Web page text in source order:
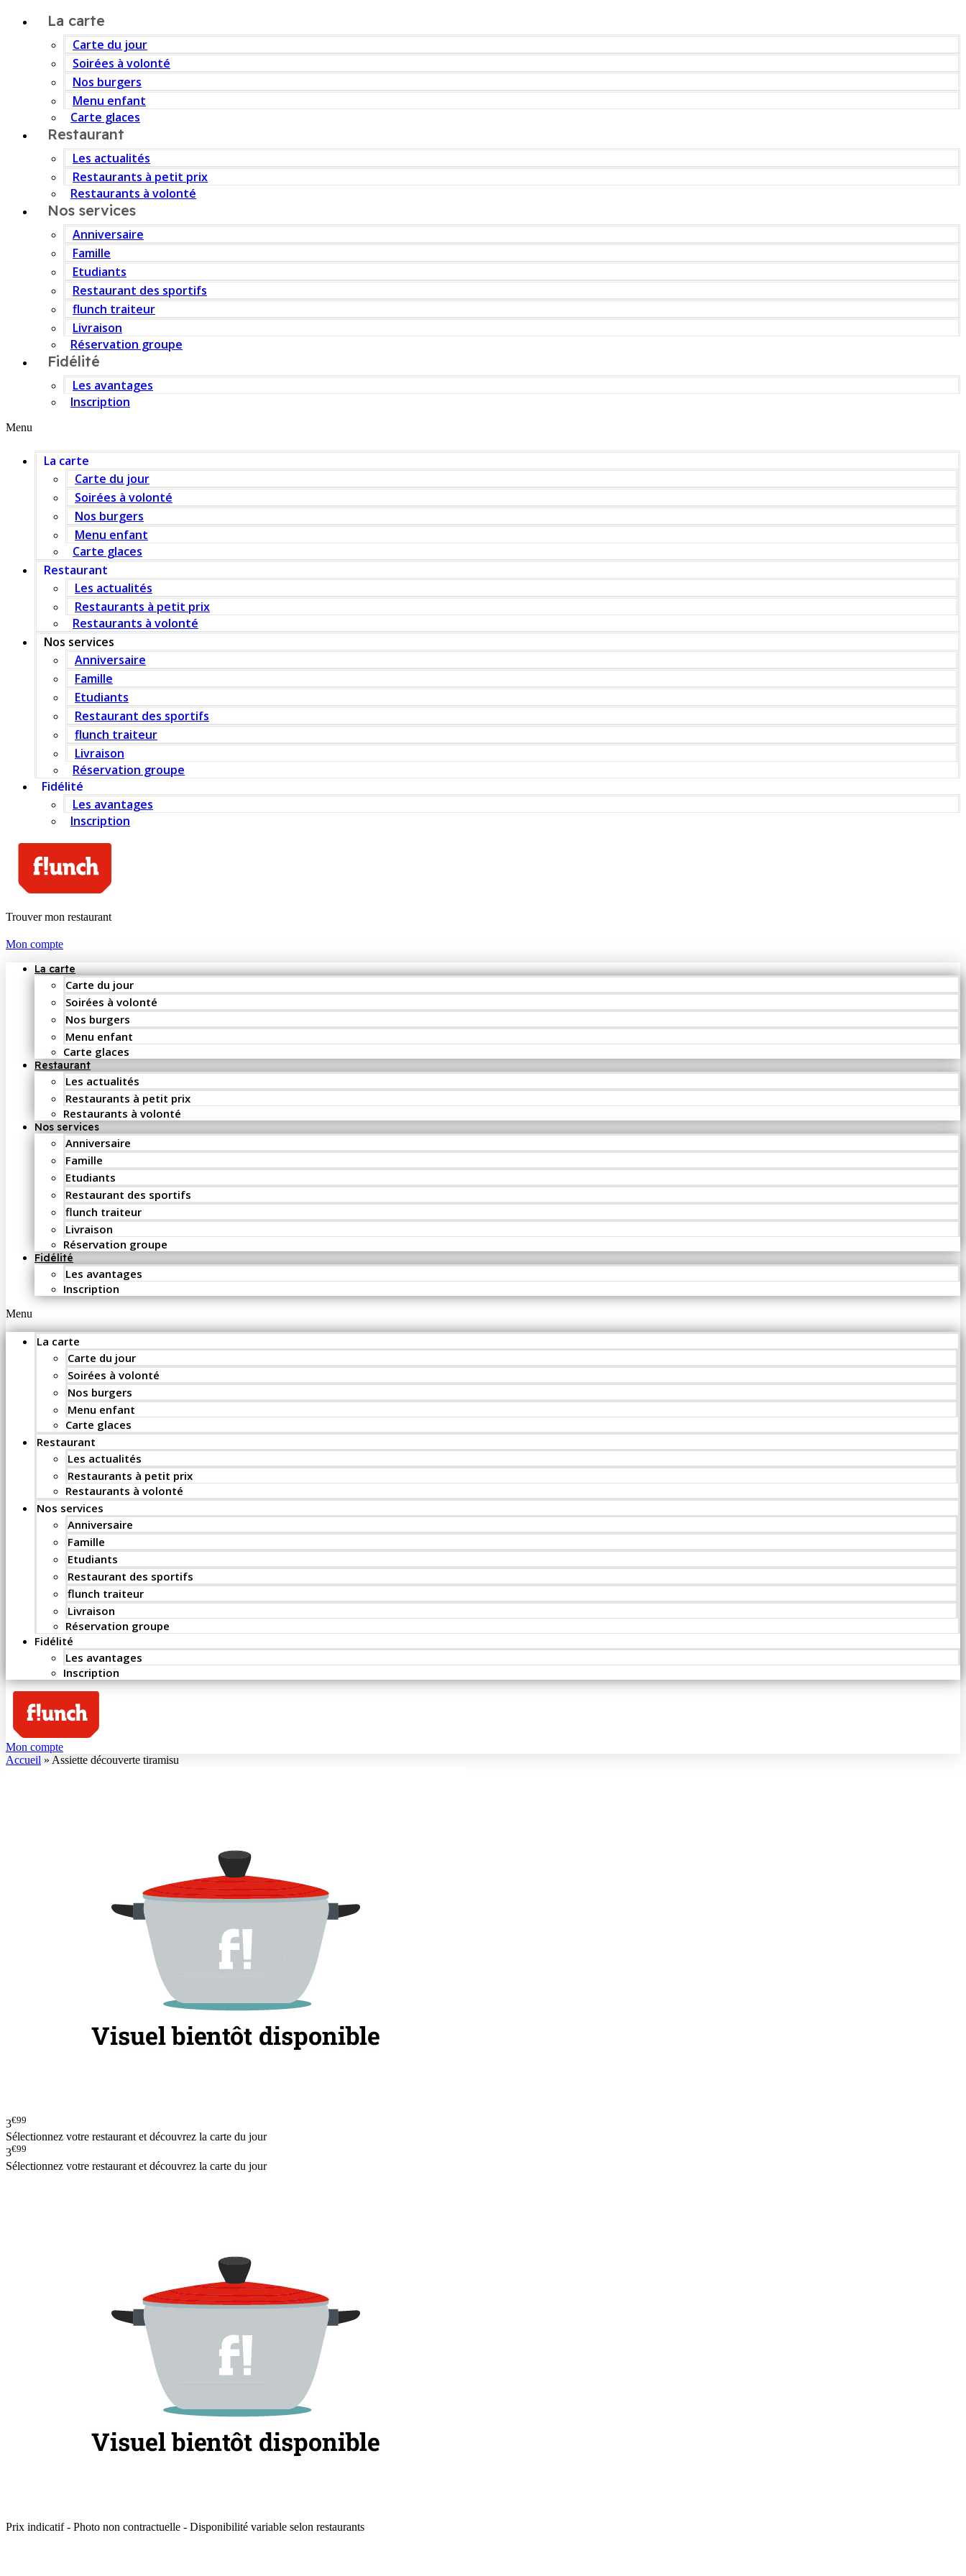
La carte
Carte du jour
Soirées à volonté
Nos burgers
Menu enfant
Carte glaces
Restaurant
Les actualités
Restaurants à petit prix
Restaurants à volonté
Nos services
Anniversaire
Famille
Etudiants
Restaurant des sportifs
flunch traiteur
Livraison
Réservation groupe
Fidélité
Les avantages
Inscription
Menu
La carte
Carte du jour
Soirées à volonté
Nos burgers
Menu enfant
Carte glaces
Restaurant
Les actualités
Restaurants à petit prix
Restaurants à volonté
Nos services
Anniversaire
Famille
Etudiants
Restaurant des sportifs
flunch traiteur
Livraison
Réservation groupe
Fidélité
Les avantages
Inscription
Trouver mon restaurant
Mon compte
La carte
Carte du jour
Soirées à volonté
Nos burgers
Menu enfant
Carte glaces
Restaurant
Les actualités
Restaurants à petit prix
Restaurants à volonté
Nos services
Anniversaire
Famille
Etudiants
Restaurant des sportifs
flunch traiteur
Livraison
Réservation groupe
Fidélité
Les avantages
Inscription
Menu
La carte
Carte du jour
Soirées à volonté
Nos burgers
Menu enfant
Carte glaces
Restaurant
Les actualités
Restaurants à petit prix
Restaurants à volonté
Nos services
Anniversaire
Famille
Etudiants
Restaurant des sportifs
flunch traiteur
Livraison
Réservation groupe
Fidélité
Les avantages
Inscription
Mon compte
Accueil » Assiette découverte tiramisu
3€99
Sélectionnez votre restaurant et découvrez la carte du jour
3€99
Sélectionnez votre restaurant et découvrez la carte du jour
Prix indicatif - Photo non contractuelle - Disponibilité variable selon restaurants